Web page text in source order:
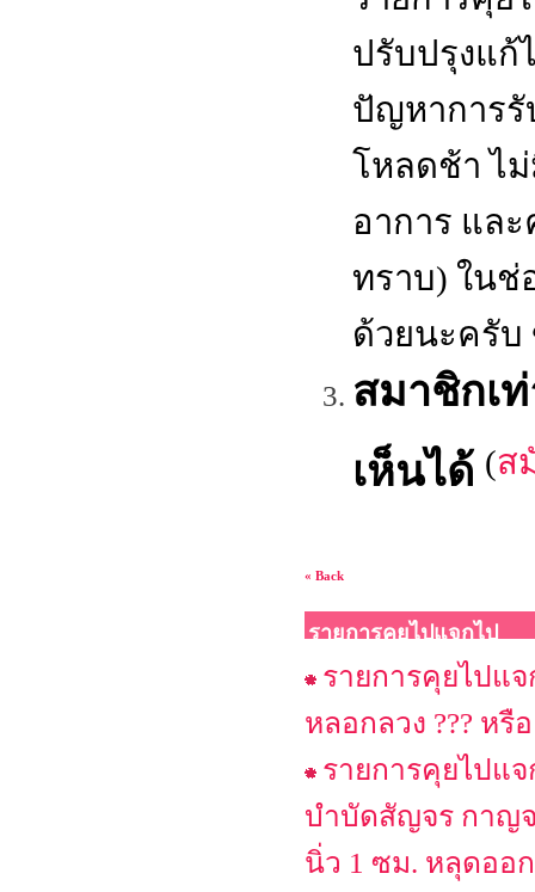
ปรับปรุงแก้
ปัญหาการรั
โหลดช้า ไ
อาการ และ
ทราบ) ในช่
ด้วยนะครั
สมาชิกเ
เห็นได้ (ส
« Back
รายการคุยไปแจกไป
รายการคุยไปแ
หลอกลวง ??? หรื
รายการคุยไปแจ
บำบัดสัญจร กาญ
นิ่ว 1 ซม. หลุดออ